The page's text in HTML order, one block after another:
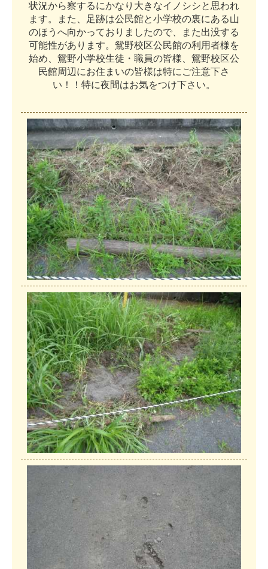
状況から察するにかな り 大き なイ ノ シシと 思われ
ま す。 ま た 足跡は公民館と小学校の裏にある山
のほ う へ向かってお り ま したので ま た出没する
可能性があ り ま す。 鴛野校区公民館の利 用者様を
始め 鴛野小学校生徒 ・ 職員の皆様 鴛野校区公
民館周辺 にお住 ま いの皆様は特に ご注意下さ
い ！ ！ 特に夜間はお気をつけ下さ い。